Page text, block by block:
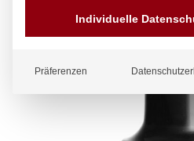
Individuelle
Präferenzen